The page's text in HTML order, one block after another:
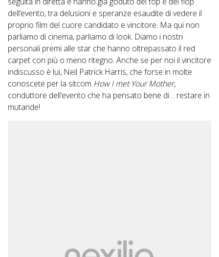
dell’evento, tra delusioni e speranze esaudite di vedere il
proprio film del cuore candidato e vincitore. Ma qui non
parliamo di cinema, parliamo di look. Diamo i nostri
personali premi alle star che hanno oltrepassato il red
carpet con più o meno ritegno. Anche se per noi il vincitore
indiscusso è lui, Neil Patrick Harris, che forse in molte
conoscete per la sitcom How I met Your Mother,
conduttore dell’evento che ha pensato bene di… restare in
mutande!